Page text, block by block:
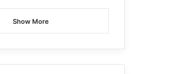
Show More